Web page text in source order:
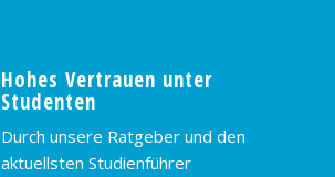
Hohes Vertrauen unter
Studenten
Durch unsere Ratgeber und den
aktuellsten Studienführer